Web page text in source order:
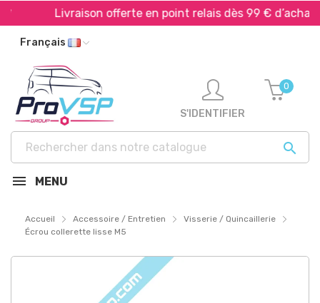
Livraison offerte en point relais dès 99 € d’achat*
Français

S'IDENTIFIER
0
MENU
Accueil Accessoire / Entretien
Visserie / Quincaillerie
Écrou collerette lisse M5